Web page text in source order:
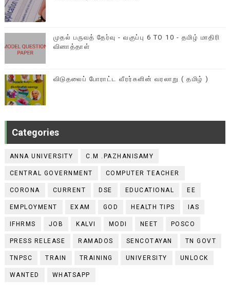
முதல் பருவத் தேர்வு - வகுப்பு 6 TO 10 - தமிழ் மாதிரி
வினாத்தாள்
விடுதலைப் போராட்ட வீரர்களின் வரலாறு ( தமிழ் )
Categories
ANNA UNIVERSITY C.M .PAZHANISAMY
CENTRAL GOVERNMENT COMPUTER TEACHER
CORONA CURRENT DSE EDUCATIONAL EE
EMPLOYMENT EXAM GOD HEALTH TIPS IAS
IFHRMS JOB KALVI MODI NEET POSCO
PRESS RELEASE RAMADOS SENCOTAYAN TN GOVT
TNPSC TRAIN TRAINING UNIVERSITY UNLOCK
WANTED WHATSAPP